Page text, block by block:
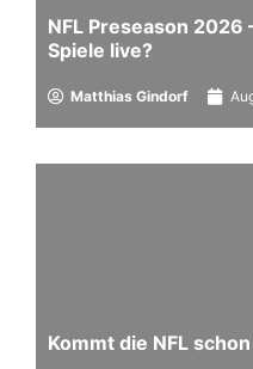
NFL Preseason 2026
Spiele live?
Matthias Gindorf
Kommt die NFL